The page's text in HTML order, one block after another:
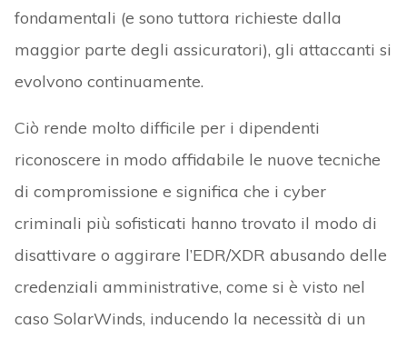
fondamentali (e sono tuttora richieste dalla
maggior parte degli assicuratori), gli attaccanti si
evolvono continuamente.
Ciò rende molto difficile per i dipendenti
riconoscere in modo affidabile le nuove tecniche
di compromissione e significa che i cyber
criminali più sofisticati hanno trovato il modo di
disattivare o aggirare l’EDR/XDR abusando delle
credenziali amministrative, come si è visto nel
caso SolarWinds, inducendo la necessità di un